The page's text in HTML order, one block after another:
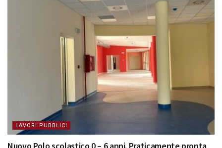
LAVORI PUBBLICI
Nuovo Polo scolastico 0 – 6 anni. Praticamente pronta